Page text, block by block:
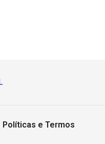
Políticas e Termos